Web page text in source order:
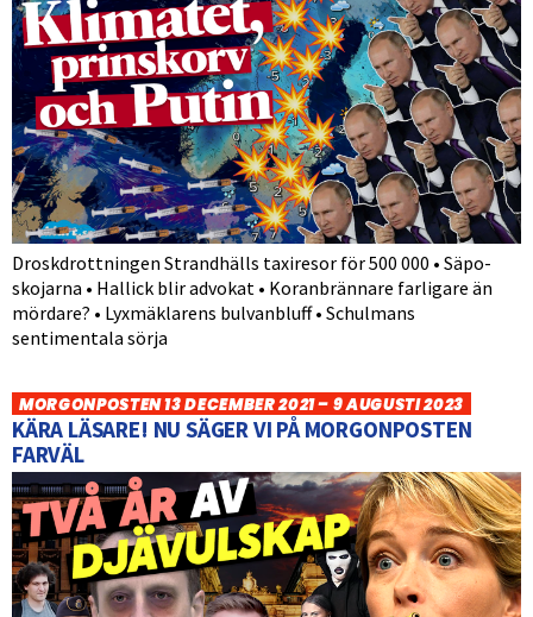
Droskdrottningen Strandhälls taxiresor för 500 000 • Säpo-
skojarna • Hallick blir advokat • Koranbrännare farligare än
mördare? • Lyxmäklarens bulvanbluff • Schulmans
sentimentala sörja
MORGONPOSTEN 13 DECEMBER 2021 – 9 AUGUSTI 2023
KÄRA LÄSARE! NU SÄGER VI PÅ MORGONPOSTEN
FARVÄL